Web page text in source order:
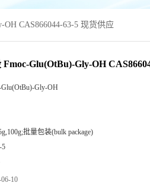
CAS866044-63-5 现货供应
Glu(OtBu)-Gly-OH
Glu(OtBu)-Gly-OH
批量包装(bulk package)
5
10